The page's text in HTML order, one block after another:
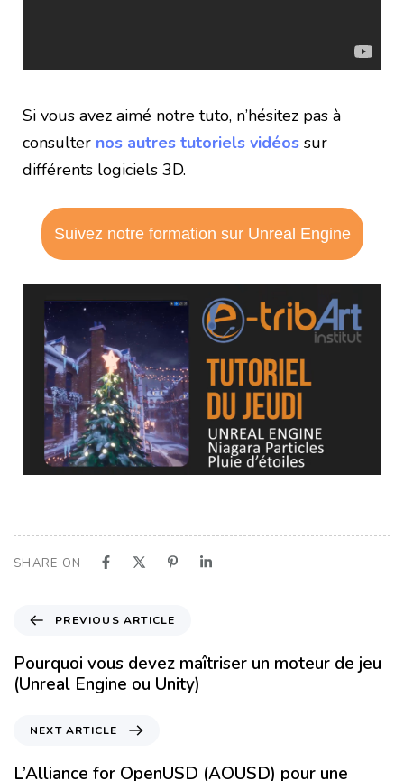
Si vous avez aimé notre tuto, n’hésitez pas à
consulter nos autres tutoriels vidéos sur
différents logiciels 3D.
Suivez notre formation sur Unreal Engine
SHARE ON
PREVIOUS ARTICLE
Pourquoi vous devez maîtriser un moteur de jeu
(Unreal Engine ou Unity)
NEXT ARTICLE
L’Alliance for OpenUSD (AOUSD) pour une